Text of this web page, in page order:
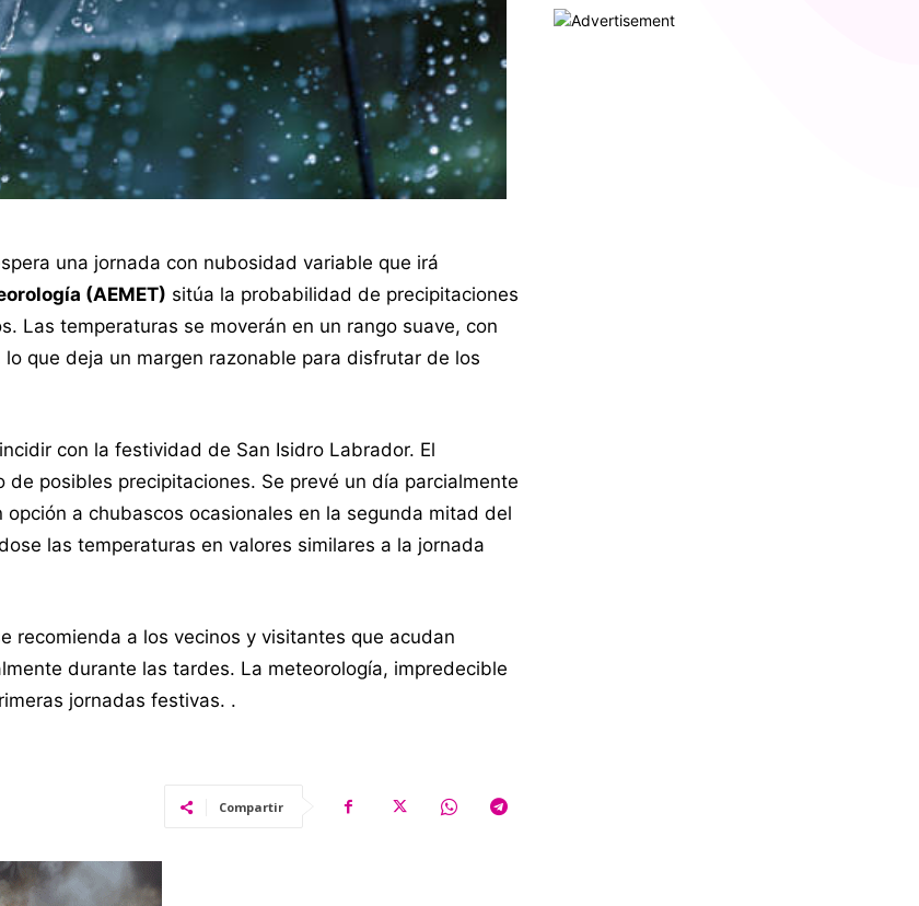
una jornada con nubosidad variable que irá
(AEMET) sitúa la probabilidad de precipitaciones
Las temperaturas se moverán en un rango suave, con
que deja un margen razonable para disfrutar de los
con la festividad de San Isidro Labrador. El
posibles precipitaciones. Se prevé un día parcialmente
a chubascos ocasionales en la segunda mitad del
las temperaturas en valores similares a la jornada
recomienda a los vecinos y visitantes que acudan
durante las tardes. La meteorología, impredecible
jornadas festivas. .
Compartir